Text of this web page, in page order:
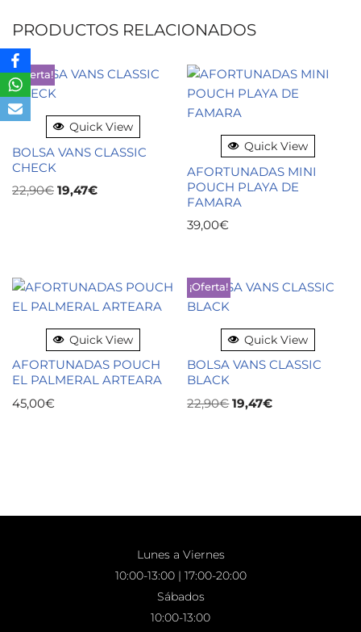
PRODUCTOS RELACIONADOS
¡Oferta!
Quick View
BOLSA VANS CLASSIC
CHECK
22,90€ 19,47€
Quick View
AFORTUNADAS MINI
POUCH PLAYA DE
FAMARA
39,00€
Quick View
AFORTUNADAS POUCH
EL PALMERAL ARTEARA
45,00€
¡Oferta!
Quick View
BOLSA VANS CLASSIC
BLACK
22,90€ 19,47€
Lunes a Viernes
10:00-13:00 | 17:00-20:00
Sábados
10:00-13:00